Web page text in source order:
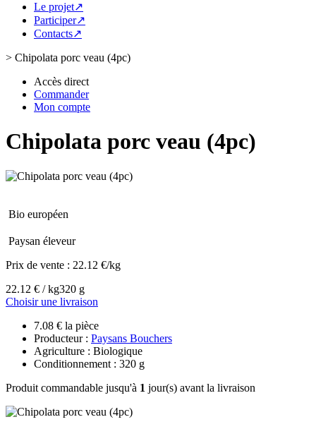
Le projet↗
Participer↗
Contacts↗
> Chipolata porc veau (4pc)
Accès direct
Commander
Mon compte
Chipolata porc veau (4pc)
Bio européen
Paysan éleveur
Prix de vente : 22.12 €/kg
22.12 € / kg320 g
Choisir une livraison
7.08 € la pièce
Producteur : Paysans Bouchers
Agriculture : Biologique
Conditionnement : 320 g
Produit commandable jusqu'à 1 jour(s) avant la livraison